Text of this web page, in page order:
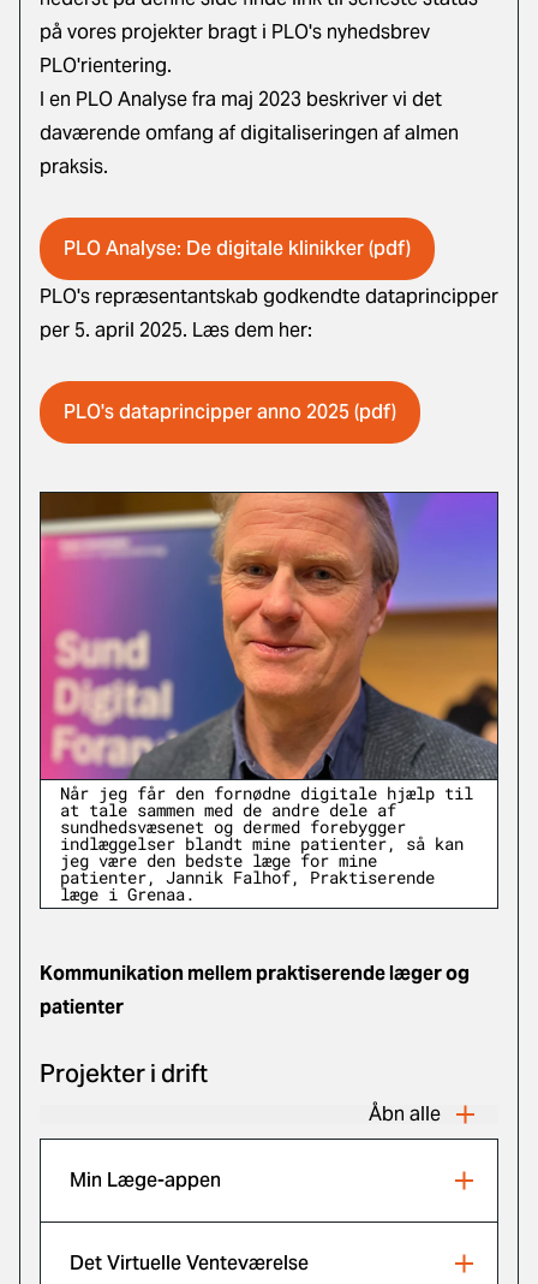
på vores projekter bragt i PLO's nyhedsbrev
PLO'rientering.
I en PLO Analyse fra maj 2023 beskriver vi det
daværende omfang af digitaliseringen af almen
praksis.
PLO Analyse: De digitale klinikker (pdf)
PLO's repræsentantskab godkendte dataprincipper
per 5. april 2025. Læs dem her:
PLO's dataprincipper anno 2025 (pdf)
Når jeg får den fornødne digitale hjælp til
at tale sammen med de andre dele af
sundhedsvæsenet og dermed forebygger
indlæggelser blandt mine patienter, så kan
jeg være den bedste læge for mine
patienter, Jannik Falhof, Praktiserende
læge i Grenaa.
Kommunikation mellem praktiserende læger og
patienter
Projekter i drift
Åbn alle
Min Læge-appen
Det Virtuelle Venteværelse